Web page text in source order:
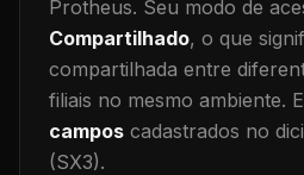
Protheus. Seu modo de
Compartilhado, o que
compartilhada entre
filiais no mesmo ambiente.
campos cadastrados no
(SX3).